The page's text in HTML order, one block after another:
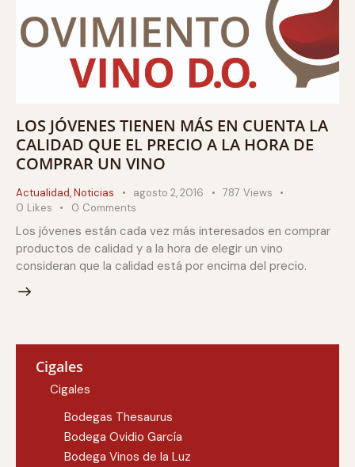
LOS JÓVENES TIENEN MÁS EN CUENTA LA
CALIDAD QUE EL PRECIO A LA HORA DE
COMPRAR UN VINO
Actualidad,Noticias agosto 2, 2016 787 Views
0 Likes 0 Comments
Los jóvenes están cada vez más interesados en comprar
productos de calidad y a la hora de elegir un vino
consideran que la calidad está por encima del precio.
Cigales
Cigales
Bodegas Thesaurus
Bodega Ovidio García
Bodega Vinos de la Luz